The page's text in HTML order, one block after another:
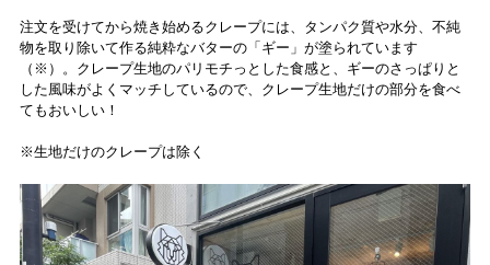
注文を受けてから焼き始めるクレープには、タンパク質や水分、不純
物を取り除いて作る純粋なバターの「ギー」が塗られています
（※）。クレープ生地のパリモチっとした食感と、ギーのさっぱりと
した風味がよくマッチしているので、クレープ生地だけの部分を食べ
てもおいしい！
※生地だけのクレープは除く